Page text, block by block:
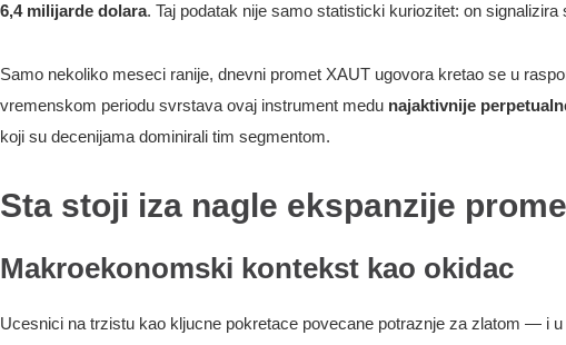
6,4 milijarde dolara. Taj podatak nije samo statisticki kuriozitet: on
Samo nekoliko meseci ranije, dnevni promet XAUT ugovora kretao se u
vremenskom periodu svrstava ovaj instrument medu najaktivnije
koji su decenijama dominirali tim segmentom.
Sta stoji iza nagle ekspanzije
Makroekonomski kontekst kao okidac
Ucesnici na trzistu kao kljucne pokretace povecane potraznje za zlatom — i